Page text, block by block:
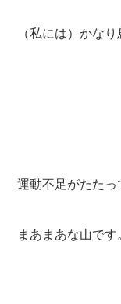
（私には）かな
運動不足がたたっ
まあまあな山です